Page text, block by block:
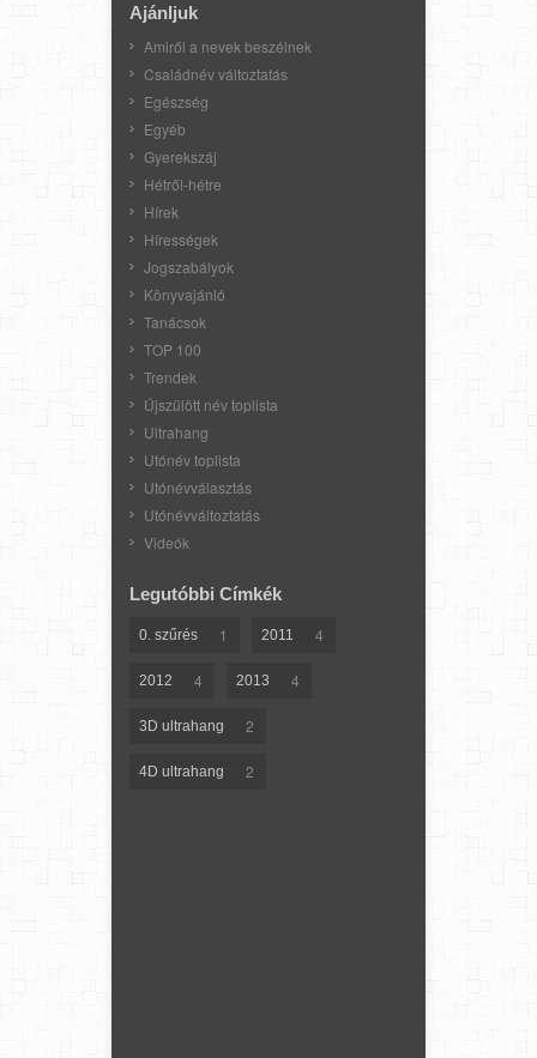
Ajánljuk
Amiről a nevek beszélnek
Családnév változtatás
Egészség
Egyéb
Gyerekszáj
Hétről-hétre
Hírek
Hírességek
Jogszabályok
Könyvajánló
Tanácsok
TOP 100
Trendek
Újszülött név toplista
Ultrahang
Utónév toplista
Utónévválasztás
Utónévváltoztatás
Videók
Legutóbbi Címkék
0. szűrés 1 2011 4
2012 4 2013 4
3D ultrahang 2
4D ultrahang 2